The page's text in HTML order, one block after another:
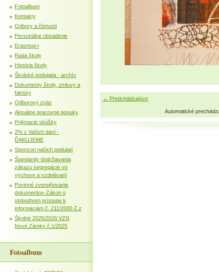
← Predchádzajúce
Automatické
Fotoalbum
Kontakty
Odbory a činnosti
Personálne obsadenie
Erasmus+
Rada školy
História školy
Školské podujatia - archív
Dokumenty školy, zmluvy a
faktúry
Odborový zväz
Aktuálne pracovné ponuky
Prijímacie skúšky
2% z Vašich daní -
ĎAKUJEME
Sponzori našich podujatí
Štandardy dodržiavania
zákazu segregácie vo
výchove a vzdelávaní
Povinné zverejňovanie
dokumentov-Zákon o
slobodnom prístupe k
informáciám č. 211/2000 Z.z
Školné 2025/2026 VZN
Nové Zámky č.1/2025
Fotoalbum